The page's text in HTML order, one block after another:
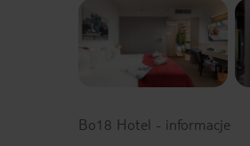
Bo18 Hotel - informacje